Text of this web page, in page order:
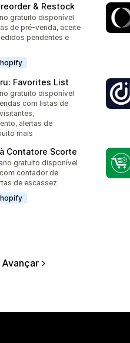
& Restock
ao todo
gratuito disponível
de pré-venda, aceite
pendentes e
Favorites List
ao todo
gratuito disponível
com listas de
alertas de
mais
Contatore Scorte
ao todo
gratuito disponível
contador de
de escassez
Avançar